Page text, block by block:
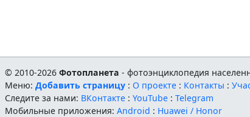
© 2010-2026Фотопланета - фотоэнциклопедия
Меню:Добавить страницу : О проекте : Контакты :
Следите за нами: ВКонтакте :YouTube :Telegram
Мобильные приложения:Android : Huawei / Honor